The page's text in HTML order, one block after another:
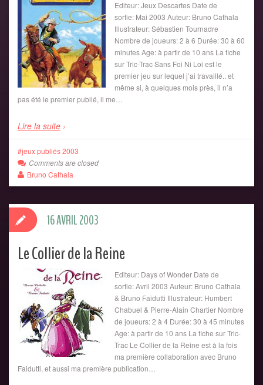
Editeur: Jeux Descartes Date de
sortie: Mai 2003 Auteur: Bruno Cathala
Illustrateur: Sébastien Tournadre
Nombre de joueurs: 2 à 6 Durée: 30 à 60
minutes Age: à partir de 10 ans La fiche
sur Tric-Trac Sans Foi Ni Loi est le
premier jeu sur lequel j’ai travaillé.. et
même si, à quelques mois près, il n’a
pas été le premier publié, il me…
Lire la suite
jeux publiés 2003
Comments are closed
Bruno Cathala
Le Collier de la Reine
Editeur: Days of Wonder Date de
sortie: Avril 2003 Auteur: Bruno Cathala
& Bruno Faidutti Illustrateur: Humbert
Chabuel & Pierre-Alain Chartier Nombre
de joueurs: 2 à 4 Durée: 30 à 45 minutes
Age: à partir de 10 ans La fiche sur Tric-
Trac Le Collier de la Reine est à la fois
ma première collaboration avec Bruno
Faidutti, et aussi ma première publication…
16 AVRIL 2003